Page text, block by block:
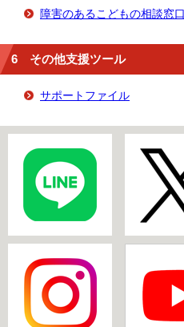
障害のあるこどもの相談窓口
6 その他支援ツール
サポートファイル